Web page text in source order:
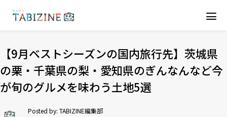
【9月ベストシーズンの国内旅行先】茨城県
の栗・千葉県の梨・愛知県のぎんなんなど今
が旬のグルメを味わう土地5選
Posted by: TABIZINE編集部